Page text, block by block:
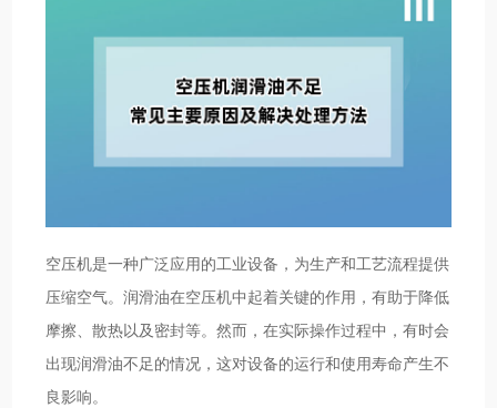
空压机是一种广泛应用的工业设备，为生产和工艺流程提供
压缩空气。润滑油在空压机中起着关键的作用，有助于降低
摩擦、散热以及密封等。然而，在实际操作过程中，有时会
出现润滑油不足的情况，这对设备的运行和使用寿命产生不
良影响。